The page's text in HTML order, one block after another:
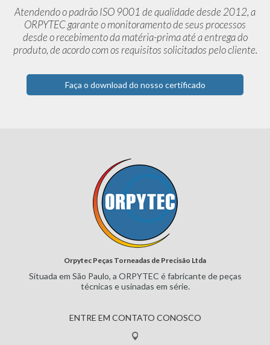
Atendendo o padrão ISO 9001 de qualidade desde 2012,a
ORPYTEC garante o monitoramento de seus processos
desde orecebimento da matéria-prima até a entrega do
produto, de acordocom os requisitos solicitados pelo cliente.
Faça o download do nosso certificado
Orpytec Peças Torneadas de Precisão Ltda
Situada em São Paulo, a ORPYTEC é fabricante de peças
técnicas eusinadas em série.
ENTRE EM CONTATO CONOSCO